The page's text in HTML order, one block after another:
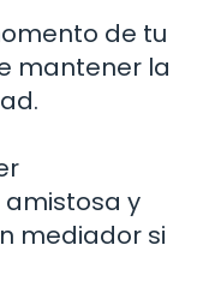
de tu
mantener la
y
mediador si